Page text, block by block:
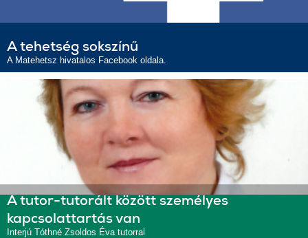
A tehetség sokszínű
A Matehetsz hivatalos Facebook oldala.
A tutor-tutorált között személyes
kapcsolattartás van
Interjú Tóthné Zsoldos Éva tutorral